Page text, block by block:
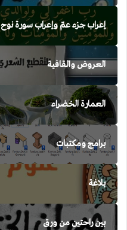
إعراب جزء عمّ وإعراب سورة نوح
العروض والقافية
العمارة الخضراء
برامج ومكتبات
بلاغة
بين راحتين من ورق